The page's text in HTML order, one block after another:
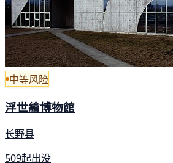
中等风险
浮世繪博物館
长野县
509起出没